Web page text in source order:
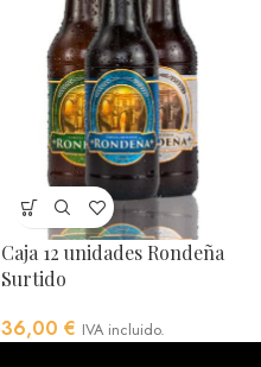
Caja 12 unidades Rondeña
Surtido
36,00 € IVA incluido.